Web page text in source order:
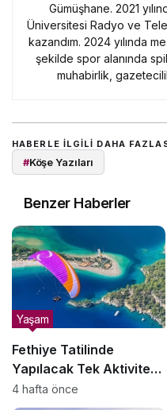
Gümüşhane. 2021
Üniversitesi Radyo ve
kazandım. 2024 yılında
şekilde spor alanında
muhabirlik,
HABERLE ILGILI DAHA
#Köşe Yazıları
Benzer Haberler
Fethiye Tatilinde
Yapılacak Tek Aktiviteyi
Seçecek Olsanız Neden
Yaşam
4 hafta önce